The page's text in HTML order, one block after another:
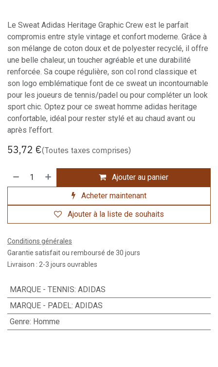
Le Sweat Adidas Heritage Graphic Crew est le parfait
compromis entre style vintage et confort moderne. Grâce à
son mélange de coton doux et de polyester recyclé, il offre
une belle chaleur, un toucher agréable et une durabilité
renforcée. Sa coupe régulière, son col rond classique et
son logo emblématique font de ce sweat un incontournable
pour les joueurs de tennis/padel ou pour compléter un look
sport chic. Optez pour ce sweat homme adidas heritage
confortable, idéal pour rester stylé et au chaud avant ou
après l’effort.
53,72 €(Toutes taxes comprises)
Ajouter au panier
Acheter maintenant
Ajouter à la liste de souhaits
Conditions générales
Garantie satisfait ou remboursé de 30 jours
Livraison : 2-3 jours ouvrables
MARQUE - TENNIS: ADIDAS
MARQUE - PADEL: ADIDAS
Genre: Homme